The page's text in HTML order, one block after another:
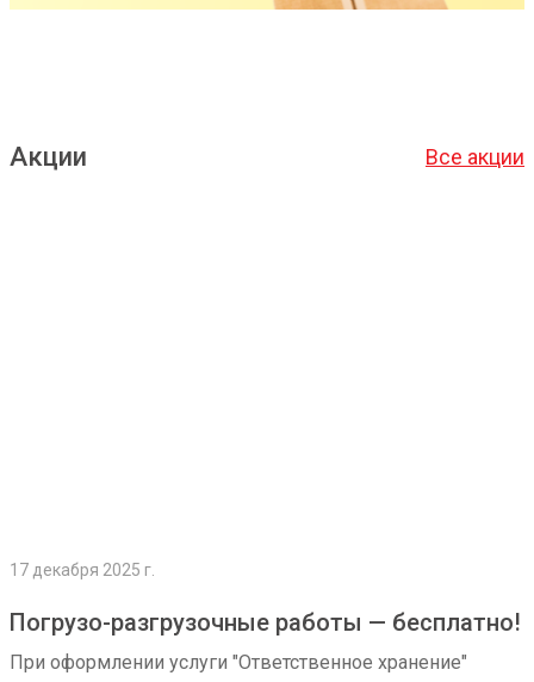
Акции Все акции
17 декабря 2025 г.
Погрузо-разгрузочные работы — бесплатно!
При оформлении услуги "Ответственное хранение"